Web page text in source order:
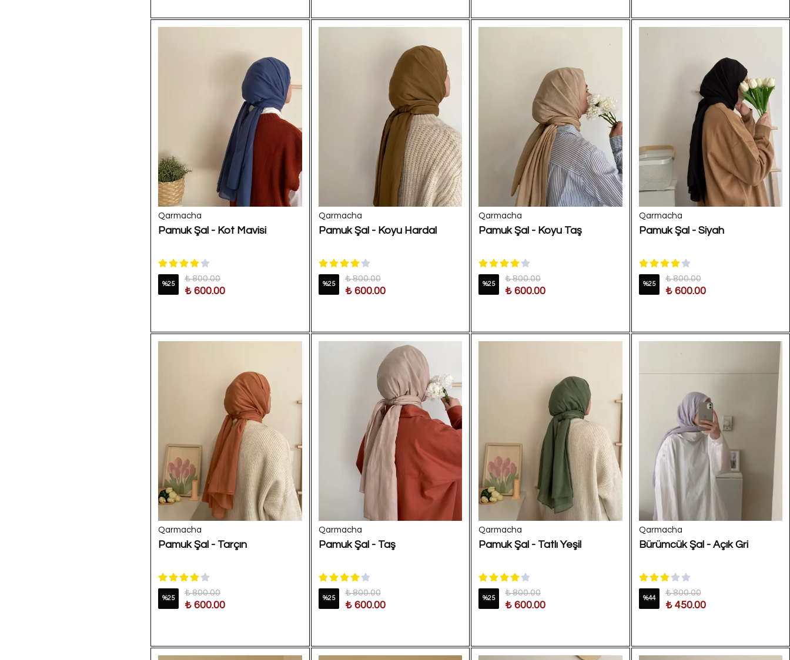
Qarmacha
Pamuk Şal - Kot Mavisi
%25
₺ 800.00
₺ 600.00
Qarmacha
Pamuk Şal - Koyu Hardal
%25
₺ 800.00
₺ 600.00
Qarmacha
Pamuk Şal - Koyu Taş
%25
₺ 800.00
₺ 600.00
Qarmacha
Pamuk Şal - Siyah
%25
₺ 800.00
₺ 600.00
Qarmacha
Pamuk Şal - Tarçın
%25
₺ 800.00
₺ 600.00
Qarmacha
Pamuk Şal - Taş
%25
₺ 800.00
₺ 600.00
Qarmacha
Pamuk Şal - Tatlı Yeşil
%25
₺ 800.00
₺ 600.00
Qarmacha
Bürümcük Şal - Açık Gri
%44
₺ 800.00
₺ 450.00